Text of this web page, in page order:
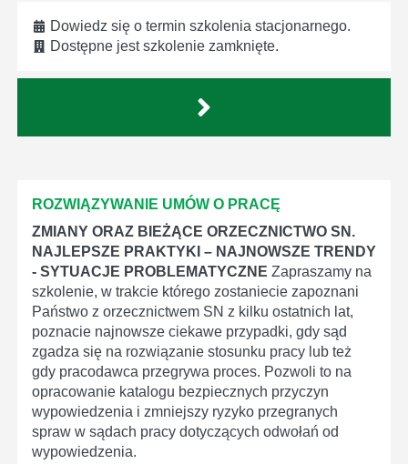
Dowiedz się o termin szkolenia stacjonarnego.
Dostępne jest szkolenie zamknięte.
ROZWIĄZYWANIE UMÓW O PRACĘ
ZMIANY ORAZ BIEŻĄCE ORZECZNICTWO SN.
NAJLEPSZE PRAKTYKI – NAJNOWSZE TRENDY
- SYTUACJE PROBLEMATYCZNE Zapraszamy na
szkolenie, w trakcie którego zostaniecie zapoznani
Państwo z orzecznictwem SN z kilku ostatnich lat,
poznacie najnowsze ciekawe przypadki, gdy sąd
zgadza się na rozwiązanie stosunku pracy lub też
gdy pracodawca przegrywa proces. Pozwoli to na
opracowanie katalogu bezpiecznych przyczyn
wypowiedzenia i zmniejszy ryzyko przegranych
spraw w sądach pracy dotyczących odwołań od
wypowiedzenia.